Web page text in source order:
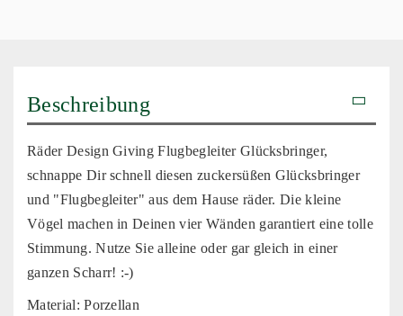
Beschreibung
Räder Design Giving Flugbegleiter Glücksbringer,
schnappe Dir schnell diesen zuckersüßen Glücksbringer
und "Flugbegleiter" aus dem Hause räder. Die kleine
Vögel machen in Deinen vier Wänden garantiert eine tolle
Stimmung. Nutze Sie alleine oder gar gleich in einer
ganzen Scharr! :-)
Material: Porzellan